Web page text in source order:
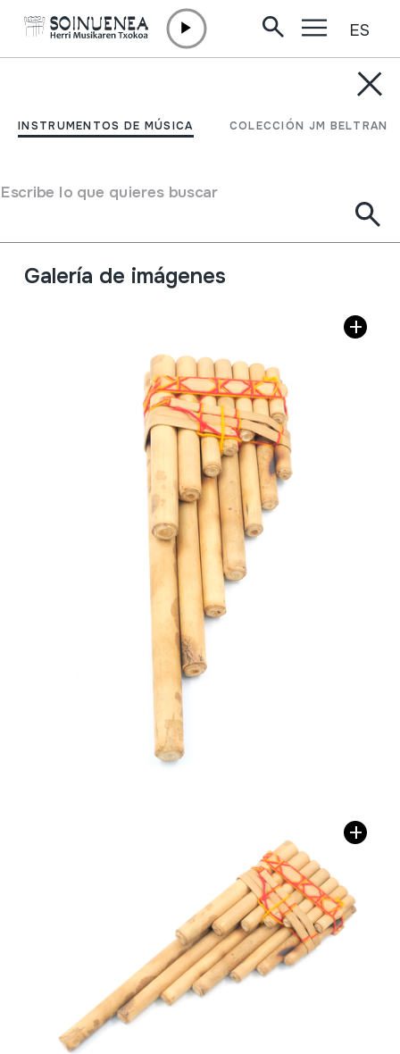
INSTRUMENTOS DE MÚSICA COLECCIÓN JM BELTRAN
Escribe lo que quieres buscar
ES
SIKU; ZAMPOÑA; Flauta
Autor Ez dakigu.
Aerófonos->Flautas->flauta de Pan
Galería de imágenes